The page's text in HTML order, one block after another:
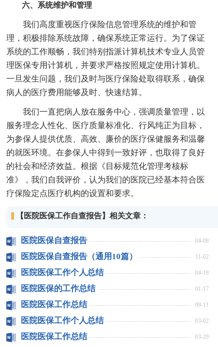
六、系统维护和管理
我们高度重视医疗保险信息管理系统的维护和管
理，积极排除系统故障，确保系统正常运行。为了保证
系统的工作顺畅，我们特别指派计算机技术专业人员管
理医保专用计算机，并要求严格按照规定使用计算机。
一旦发生问题，我们及时与医疗保险处取得联系，确保
病人的医疗费用能够及时、快速结算。
我们一直把病人放在服务中心，强调质量管理，以
服务理念人性化、医疗质量标准化、行风纯正为目标，
为参保人提供优质、高效、廉价的医疗保健服务和温馨
的就医环境。在参保人中得到一致好评，也取得了良好
的社会和经济效益。根据《目标规范化管理考核标
准》，我们自我评价，认为我们的医院已经基本符合医
疗保险定点医疗机构的设置和要求。
【医院医保工作自查报告】相关文章：
医院医保自查报告 04-08
医院医保自查报告（通用10篇） 11-02
医院医保工作个人总结 04-18
医院医保的工作总结 01-17
医院医保工作总结 09-11
医院医保工作个人总结 03-02
医院医保工作总结 03-29